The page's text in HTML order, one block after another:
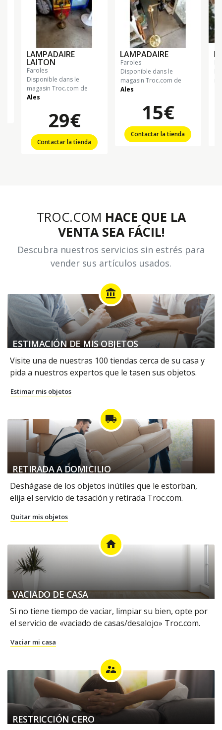
LAMPADAIRE
LAITON
faroles
Disponible dans le
magasin Troc.com de
Ales
29€
Contactar la tienda
LAMPADAIRE
faroles
Disponible dans le
magasin Troc.com de
Ales
15€
Contactar la tienda
TROC.COM HACE QUE LA
VENTA SEA FÁCIL!
Descubra nuestros servicios sin estrés para
vender sus artículos usados.
account_balance
ESTIMACIÓN DE MIS OBJETOS
Visite una de nuestras 100 tiendas cerca de su casa y
pida a nuestros expertos que le tasen sus objetos.
Estimar mis objetos
local_shipping
RETIRADA A DOMICILIO
Deshágase de los objetos inútiles que le estorban,
elija el servicio de tasación y retirada Troc.com.
Quitar mis objetos
home
VACIADO DE CASA
Si no tiene tiempo de vaciar, limpiar su bien, opte por
el servicio de «vaciado de casas/desalojo» Troc.com.
Vaciar mi casa
supervisor_account
RESTRICCIÓN CERO